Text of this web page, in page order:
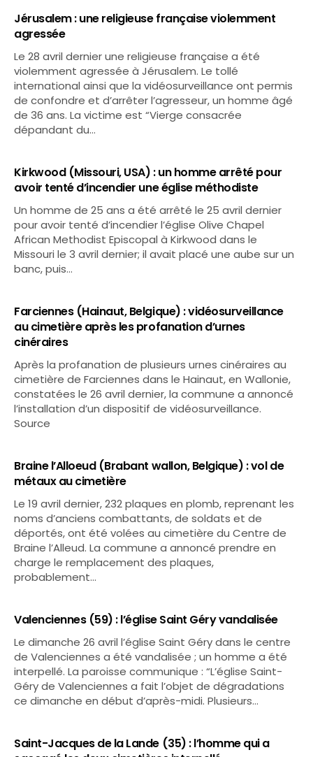
Jérusalem : une religieuse française violemment
agressée
Le 28 avril dernier une religieuse française a été
violemment agressée à Jérusalem. Le tollé
international ainsi que la vidéosurveillance ont permis
de confondre et d’arrêter l’agresseur, un homme âgé
de 36 ans. La victime est “Vierge consacrée
dépandant du…
Kirkwood (Missouri, USA) : un homme arrêté pour
avoir tenté d’incendier une église méthodiste
Un homme de 25 ans a été arrêté le 25 avril dernier
pour avoir tenté d’incendier l’église Olive Chapel
African Methodist Episcopal à Kirkwood dans le
Missouri le 3 avril dernier; il avait placé une aube sur un
banc, puis…
Farciennes (Hainaut, Belgique) : vidéosurveillance
au cimetière après les profanation d’urnes
cinéraires
Après la profanation de plusieurs urnes cinéraires au
cimetière de Farciennes dans le Hainaut, en Wallonie,
constatées le 26 avril dernier, la commune a annoncé
l’installation d’un dispositif de vidéosurveillance.
Source
Braine l’Alloeud (Brabant wallon, Belgique) : vol de
métaux au cimetière
Le 19 avril dernier, 232 plaques en plomb, reprenant les
noms d’anciens combattants, de soldats et de
déportés, ont été volées au cimetière du Centre de
Braine l’Alleud. La commune a annoncé prendre en
charge le remplacement des plaques,
probablement…
Valenciennes (59) : l’église Saint Géry vandalisée
Le dimanche 26 avril l’église Saint Géry dans le centre
de Valenciennes a été vandalisée ; un homme a été
interpellé. La paroisse communique : “L’église Saint-
Géry de Valenciennes a fait l’objet de dégradations
ce dimanche en début d’après-midi. Plusieurs…
Saint-Jacques de la Lande (35) : l’homme qui a